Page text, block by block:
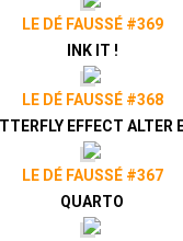
LE DÉ FAUSSÉ #369
INK IT !
LE DÉ FAUSSÉ #368
EFFECT ALTER
LE DÉ FAUSSÉ #367
QUARTO